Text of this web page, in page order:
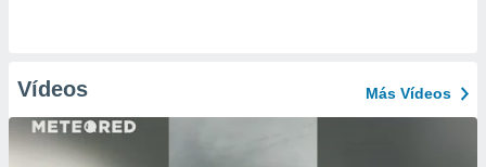
Vídeos Más Vídeos